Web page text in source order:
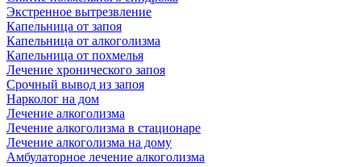
Экстренное вытрезвление
Капельница от запоя
Капельница от алкоголизма
Капельница от похмелья
Лечение хронического запоя
Срочный вывод из запоя
Нарколог на дом
Лечение алкоголизма
Лечение алкоголизма в стационаре
Лечение алкоголизма на дому
Амбулаторное лечение алкоголизма